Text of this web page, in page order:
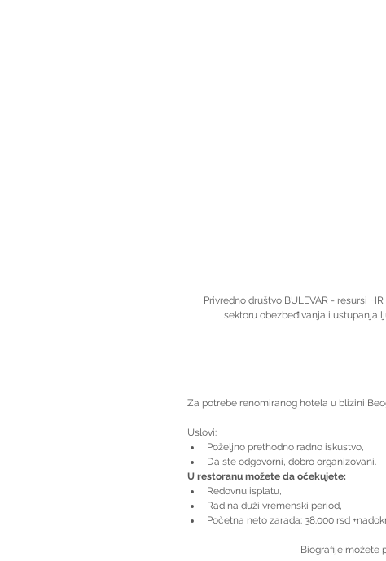
Privredno društvo BULEVAR - resursi
sektoru obezbeđivanja i ustupanja
Za potrebe renomiranog hotela u blizini
Uslovi:
Poželjno prethodno radno iskustvo,
Da ste odgovorni, dobro organizovani.
U restoranu možete da očekujete:
Redovnu isplatu,
Rad na duži vremenski period,
Početna neto zarada: 38.000 rsd
Biografije možete